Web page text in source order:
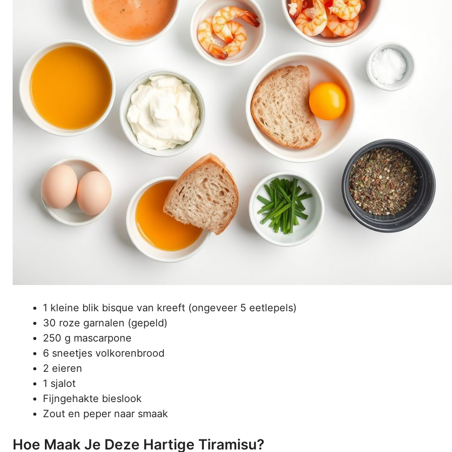
1 kleine blik bisque van kreeft (ongeveer 5 eetlepels)
30 roze garnalen (gepeld)
250 g mascarpone
6 sneetjes volkorenbrood
2 eieren
1 sjalot
Fijngehakte bieslook
Zout en peper naar smaak
Hoe Maak Je Deze Hartige Tiramisu?